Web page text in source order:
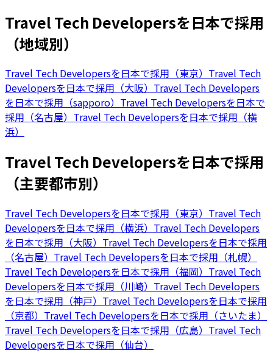
Travel Tech Developersを日本で採用
（地域別）
Travel Tech Developersを日本で採用（東京） Travel Tech
Developersを日本で採用（大阪） Travel Tech Developers
を日本で採用（sapporo） Travel Tech Developersを日本で
採用（名古屋） Travel Tech Developersを日本で採用（横
浜）
Travel Tech Developersを日本で採用
（主要都市別）
Travel Tech Developersを日本で採用（東京） Travel Tech
Developersを日本で採用（横浜） Travel Tech Developers
を日本で採用（大阪） Travel Tech Developersを日本で採用
（名古屋） Travel Tech Developersを日本で採用（札幌）
Travel Tech Developersを日本で採用（福岡） Travel Tech
Developersを日本で採用（川崎） Travel Tech Developers
を日本で採用（神戸） Travel Tech Developersを日本で採用
（京都） Travel Tech Developersを日本で採用（さいたま）
Travel Tech Developersを日本で採用（広島） Travel Tech
Developersを日本で採用（仙台）